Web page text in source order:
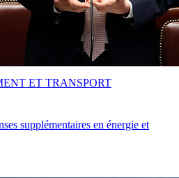
supplémentaires en énergie et
ET TRANSPORT